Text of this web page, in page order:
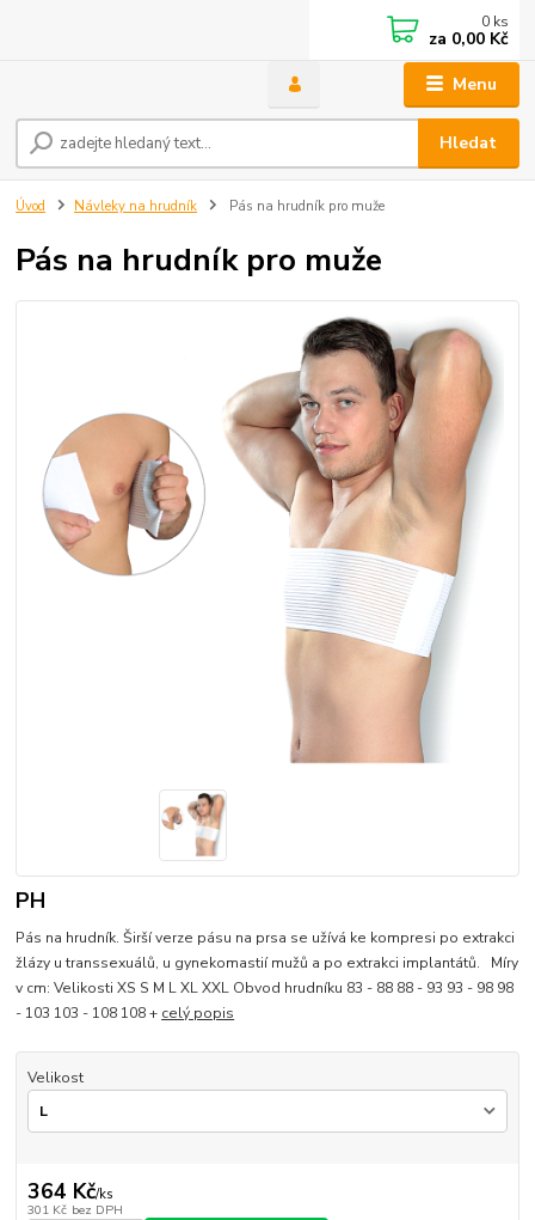
Menu
Hledat
0 ks
za 0,00 Kč
Úvod Návleky na hrudník Pás na hrudník pro muže
Pás na hrudník pro muže
PH
Pás na hrudník. Širší verze pásu na prsa se užívá ke kompresi po extrakci
žlázy u transsexuálů, u gynekomastií mužů a po extrakci implantátů. Míry
v cm: Velikosti XS S M L XL XXL Obvod hrudníku 83 - 88 88 - 93 93 - 98 98
- 103 103 - 108 108 + celý popis
Velikost
364 Kč/ks
301 Kč bez DPH